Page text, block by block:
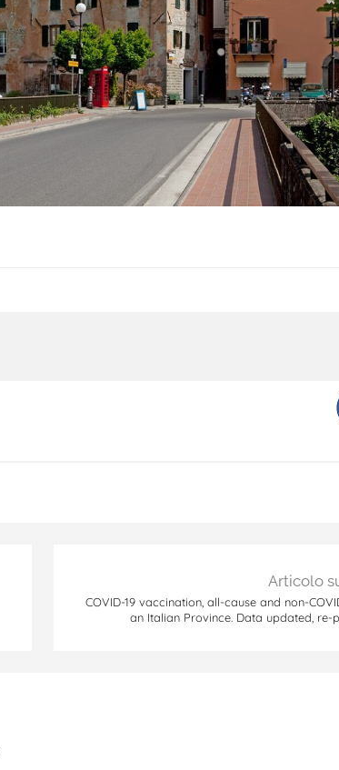
Articolo
COVID-19 vaccination, all-cause and non-
an Italian Province. Data updated, re-